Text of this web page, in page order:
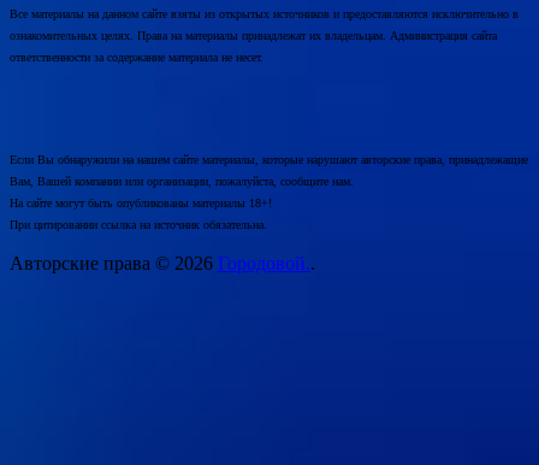
Все материалы на данном сайте взяты из открытых источников и предоставляются исключительно в
ознакомительных целях. Права на материалы принадлежат их владельцам. Администрация сайта
ответственности за содержание материала не несет.
Если Вы обнаружили на нашем сайте материалы, которые нарушают авторские права, принадлежащие
Вам, Вашей компании или организации, пожалуйста, сообщите нам.
На сайте могут быть опубликованы материалы 18+!
При цитировании ссылка на источник обязательна.
Авторские права © 2026 Городовой..